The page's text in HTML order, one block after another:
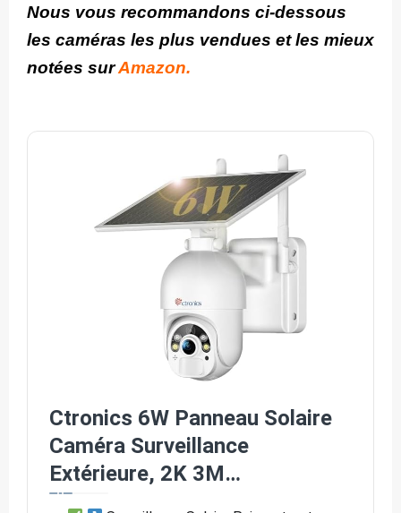
Nous vous recommandons ci-dessous
les caméras les plus vendues et les mieux
notées surAmazon.
Ctronics 6W Panneau Solaire
Caméra Surveillance
Extérieure, 2K 3M…